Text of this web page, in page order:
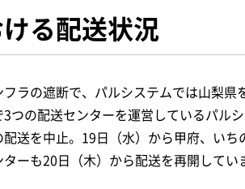
る配送状況
ラの遮断で、パルシステムでは山梨県
つの配送センターを運営しているパル
配送を中止。19日（水）から甲府、い
ーも20日（木）から配送を再開してい